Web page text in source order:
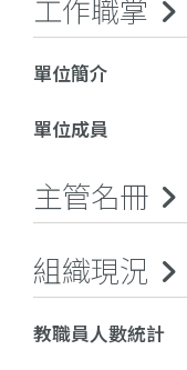
工作職掌
單位簡介
單位成員
主管名冊
組織現況
教職員人數統計